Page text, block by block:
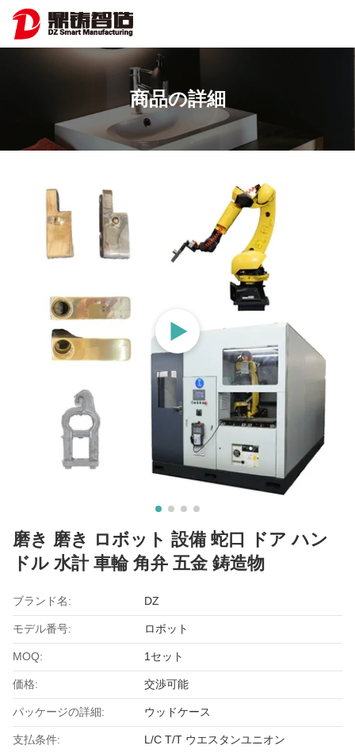
商品の詳細
磨き 磨き ロボット 設備 蛇口 ドア ハン
ドル 水計 車輪 角弁 五金 鋳造物
ブランド名: DZ
モデル番号: ロボット
MOQ: 1セット
価格: 交渉可能
パッケージの詳細: ウッドケース
支払条件: L/C T/T ウエスタンユニオン